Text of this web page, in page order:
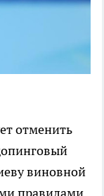
отменить
виновной
правилами